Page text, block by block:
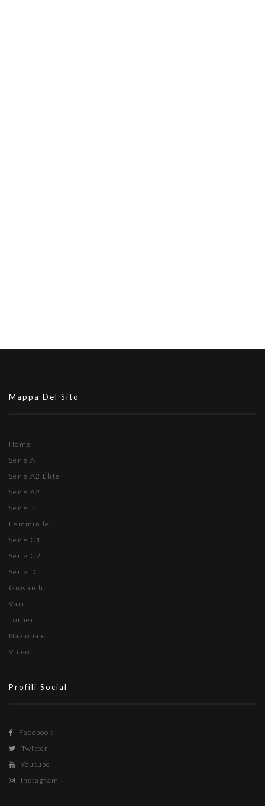
Mappa Del Sito
Home
Serie A
Serie A2 Élite
Serie A2
Serie B
Femminile
Serie C1
Serie C2
Serie D
Giovanili
Vari
Tornei
Nazionale
Video
Profili Social
Facebook
Twitter
Youtube
Instagram